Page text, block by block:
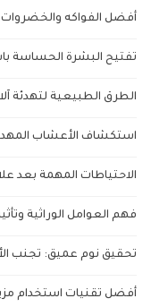
أفضل الفواكه
تفتيح البشرة الحساسة
الطرق الطبيعية لتهدئة
استكشاف الأعشاب
الاحتياطات المهمة بعد
فهم العوامل الوراثية
تحقيق نوم عميق: تجنب
أفضل تقنيات استخدام